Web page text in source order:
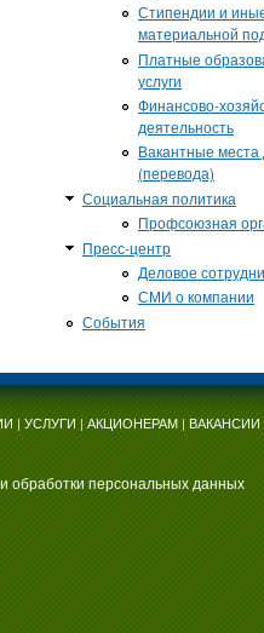
Стипендии и
материальной
Платные
услуги
Финансово-
деятельность
Вакантные
(перевода)
Социальная политика
Профсоюзная
Пресс-центр
Деловое
СМИ о компании
События
обработки персональных данных
| УСЛУГИ | АКЦИОНЕРАМ | ВАКАНСИИ